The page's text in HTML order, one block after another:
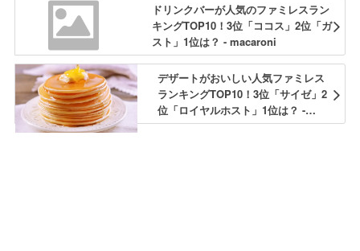
ドリンクバーが人気のファミレスラン
キングTOP10！3位「ココス」2位「ガ
スト」1位は？ - macaroni
デザートがおいしい人気ファミレス
ランキングTOP10！3位「サイゼ」2
位「ロイヤルホスト」1位は？ -
macaroni